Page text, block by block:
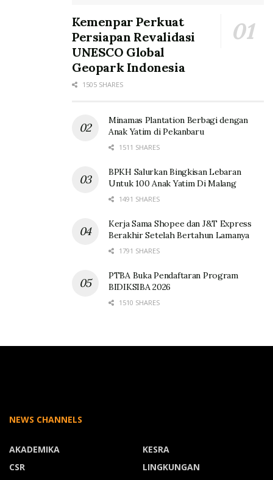
Kemenpar Perkuat
Persiapan Revalidasi
UNESCO Global
Geopark Indonesia
1505 SHARES
Minamas Plantation Berbagi dengan
Anak Yatim di Pekanbaru
1511 SHARES
BPKH Salurkan Bingkisan Lebaran
Untuk 100 Anak Yatim Di Malang
1491 SHARES
Kerja Sama Shopee dan J&T Express
Berakhir Setelah Bertahun Lamanya
1791 SHARES
PTBA Buka Pendaftaran Program
BIDIKSIBA 2026
1510 SHARES
NEWS CHANNELS
AKADEMIKA
CSR
KESRA
LINGKUNGAN